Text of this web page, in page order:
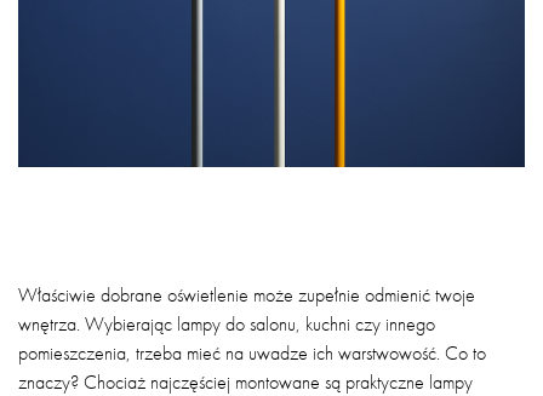
Właściwie dobrane oświetlenie może zupełnie odmienić twoje
wnętrza. Wybierając lampy do salonu, kuchni czy innego
pomieszczenia, trzeba mieć na uwadze ich warstwowość. Co to
znaczy? Chociaż najczęściej montowane są praktyczne lampy